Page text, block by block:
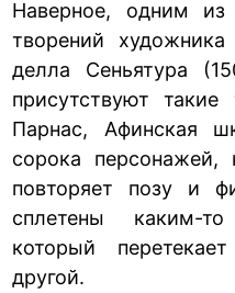
Наверное, одним из
творений
делла Сеньятура
присутствуют
Парнас, Афинская
сорока
повторяет позу и
сплетены каким-
который
другой.